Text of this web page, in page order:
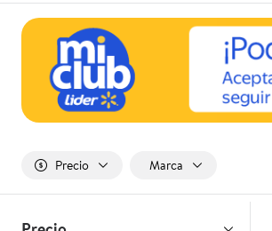
Precio Marca